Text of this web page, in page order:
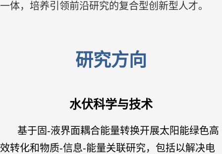
一体，培养引领前沿研究的复合型创新型人才。
研究方向
水伏科学与技术
基于固-液界面耦合能量转换开展太阳能绿色高
效转化和物质-信息-能量关联研究，包括以解决电